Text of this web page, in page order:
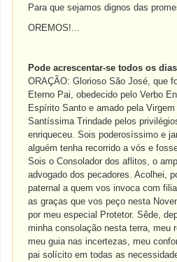
Para que sejamos dignos das
OREMOS!...
Pode acrescentar-se todos os
ORAÇÃO: Glorioso São José, que
Eterno Pai, obedecido pelo Verbo
Espírito Santo e amado pela
Santíssima Trindade pelos
enriqueceu. Sois poderosíssimo e
alguém tenha recorrido a vós e
Sois o Consolador dos aflitos, o
advogado dos pecadores. Acolhei,
paternal a quem vos invoca com
as graças que vos peço nesta
por meu especial Protetor. Sêde,
minha consolação nesta terra, meu
meu guia nas incertezas, meu
pai solícito em todas as